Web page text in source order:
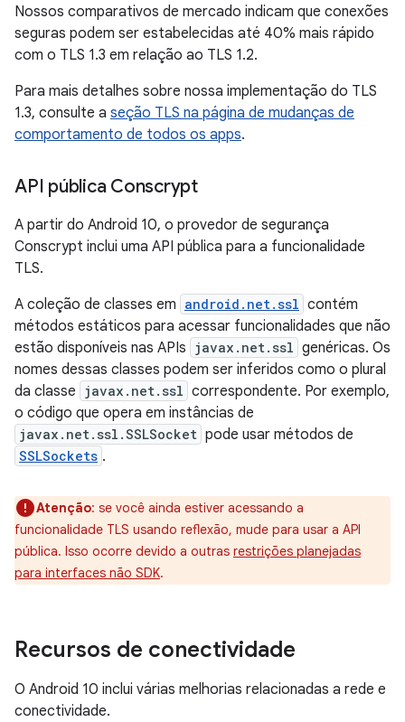
Nossos comparativos de mercado indicam que conexões
seguras podem ser estabelecidas até 40% mais rápido
com o TLS 1.3 em relação ao TLS 1.2.
Para mais detalhes sobre nossa implementação do TLS
1.3, consulte a seção TLS na página de mudanças de
comportamento de todos os apps.
API pública Conscrypt
A partir do Android 10, o provedor de segurança
Conscrypt inclui uma API pública para a funcionalidade
TLS.
A coleção de classes em android.net.ssl contém
métodos estáticos para acessar funcionalidades que não
estão disponíveis nas APIs javax.net.ssl genéricas. Os
nomes dessas classes podem ser inferidos como o plural
da classe javax.net.ssl correspondente. Por exemplo,
o código que opera em instâncias de
javax.net.ssl.SSLSocket pode usar métodos de
SSLSockets .
Atenção: se você ainda estiver acessando a
funcionalidade TLS usando reflexão, mude para usar a API
pública. Isso ocorre devido a outras restrições planejadas
para interfaces não SDK.
Recursos de conectividade
O Android 10 inclui várias melhorias relacionadas a rede e
conectividade.